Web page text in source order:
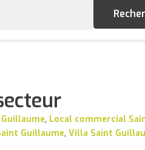
, Local commercial
Guillaume,Villa Saint